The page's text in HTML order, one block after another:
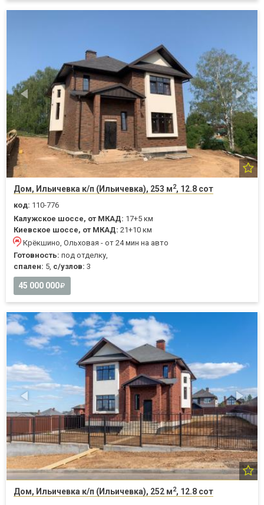
Дом, Ильичевка к/п (Ильичевка), 253 м2, 12.8 сот
код: 110-776
Калужское шоссе, от МКАД: 17+5 км
Киевское шоссе, от МКАД: 21+10 км
Крёкшино, Ольховая - от 24 мин на авто
Готовность: под отделку,
спален: 5, с/узлов: 3
45 000 000
Дом, Ильичевка к/п (Ильичевка), 252 м2, 12.8 сот